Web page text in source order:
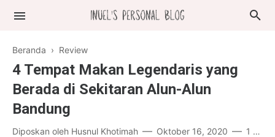
Beranda › Review
4 Tempat Makan Legendaris yang
Berada di Sekitaran Alun-Alun
Bandung
Diposkan oleh Husnul Khotimah Oktober 16, 2020 1 komentar